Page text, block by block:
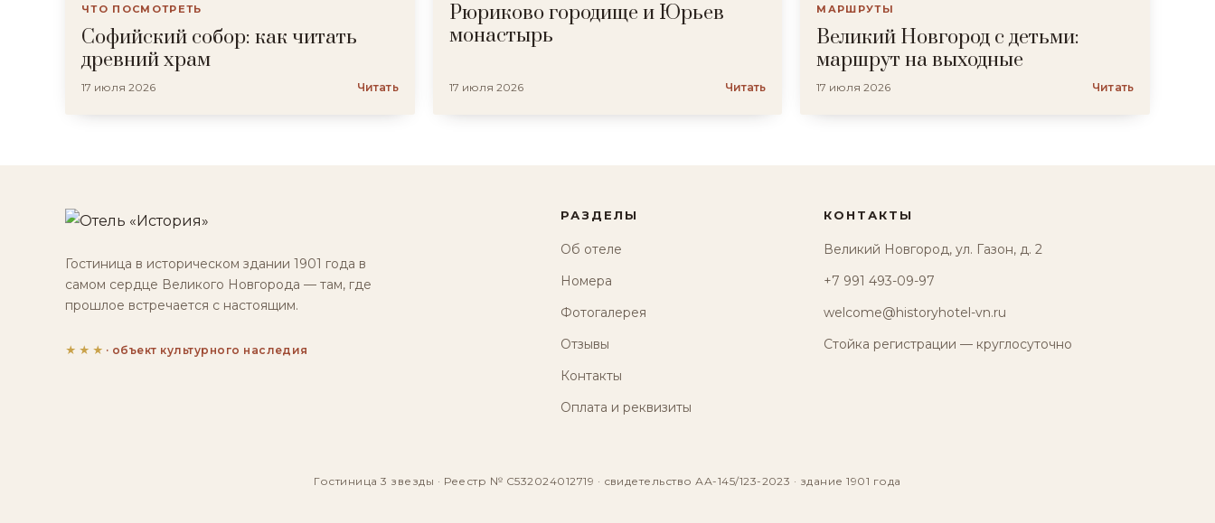
ЧТО ПОСМОТРЕТЬ
Софийский собор: как читать
древний храм
17 июля 2026 Читать
Рюриково городище и Юрьев
монастырь
17 июля 2026 Читать
МАРШРУТЫ
Великий Новгород с детьми:
маршрут на выходные
17 июля 2026 Читать
Гостиница в историческом здании 1901 года в
самом сердце Великого Новгорода — там, где
прошлое встречается с настоящим.
★★★ · объект культурного наследия
РАЗДЕЛЫ
Об отеле
Номера
Фотогалерея
Отзывы
Контакты
Оплата и реквизиты
КОНТАКТЫ
Великий Новгород, ул. Газон, д. 2
+7 991 493-09-97
welcome@historyhotel-vn.ru
Стойка регистрации — круглосуточно
Гостиница 3 звезды · Реестр № С532024012719 · свидетельство АА-145/123-2023 · здание 1901 года